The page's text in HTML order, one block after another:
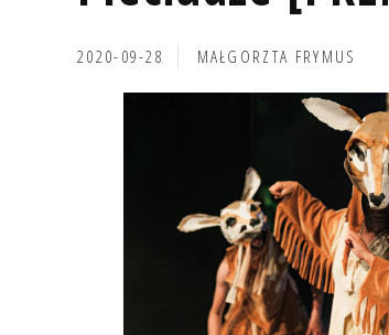
2020-09-28 MAŁGORZTA FRYMUS